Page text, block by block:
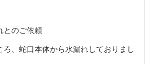
とのご依頼
ろ、蛇口本体から水漏れしておりまし